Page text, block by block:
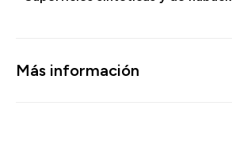
Más información